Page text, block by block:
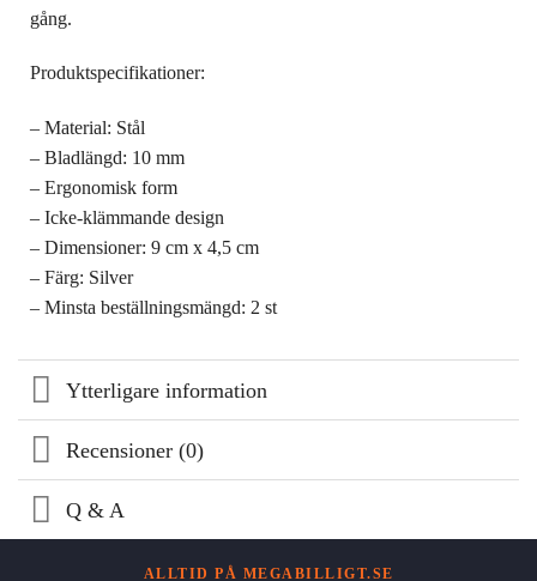
gång.
Produktspecifikationer:
– Material: Stål
– Bladlängd: 10 mm
– Ergonomisk form
– Icke-klämmande design
– Dimensioner: 9 cm x 4,5 cm
– Färg: Silver
– Minsta beställningsmängd: 2 st
Ytterligare information
Recensioner (0)
Q & A
ALLTID PÅ MEGABILLIGT.SE